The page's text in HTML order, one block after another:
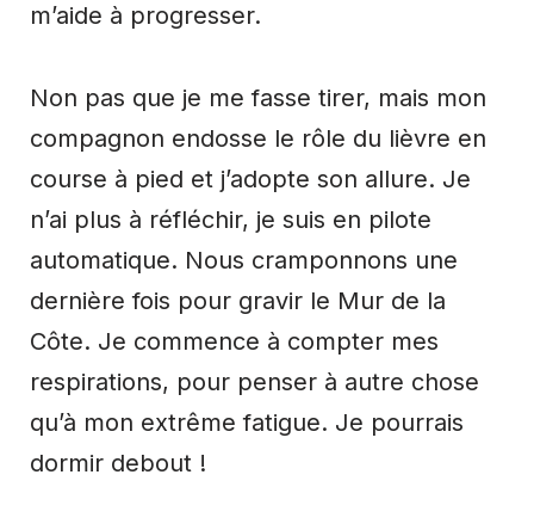
m’aide à progresser.
Non pas que je me fasse tirer, mais mon
compagnon endosse le rôle du lièvre en
course à pied et j’adopte son allure. Je
n’ai plus à réfléchir, je suis en pilote
automatique. Nous cramponnons une
dernière fois pour gravir le Mur de la
Côte. Je commence à compter mes
respirations, pour penser à autre chose
qu’à mon extrême fatigue. Je pourrais
dormir debout !